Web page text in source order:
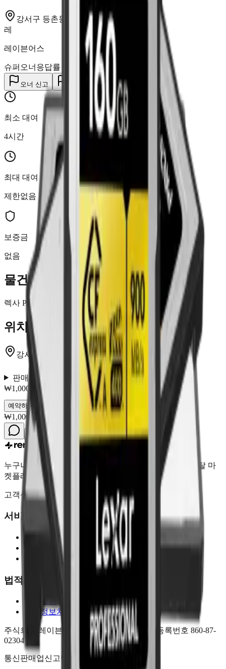
강서구 등촌동 2개
레
레이븐어스
슈퍼오너 응답률
오너 신고 리스팅 신고
최소 대여
4시간
최대 대여
제한없음
보증금
없음
물건 설명
렉사 Professional CFexpress Type A 메모리카드
위치
강서구 등촌동
판매자 정보
₩1,000
/시간
예약하기 오너에게 문의하기
₩1,000/시간
예약하기
누구나 쉽게 빌려주고, 누구나 쉽게 빌리는 촬영장비 렌탈 마
켓플레이스
고객센터 1533-6299 | support@rentus.io
서비스
아이템 검색
법적 고지
이용약관
개인정보처리방침
주식회사 레이븐어스 | 대표 정지용 | 사업자등록번호 860-87-
02304
통신판매업신고번호 2023-서울강서-3665